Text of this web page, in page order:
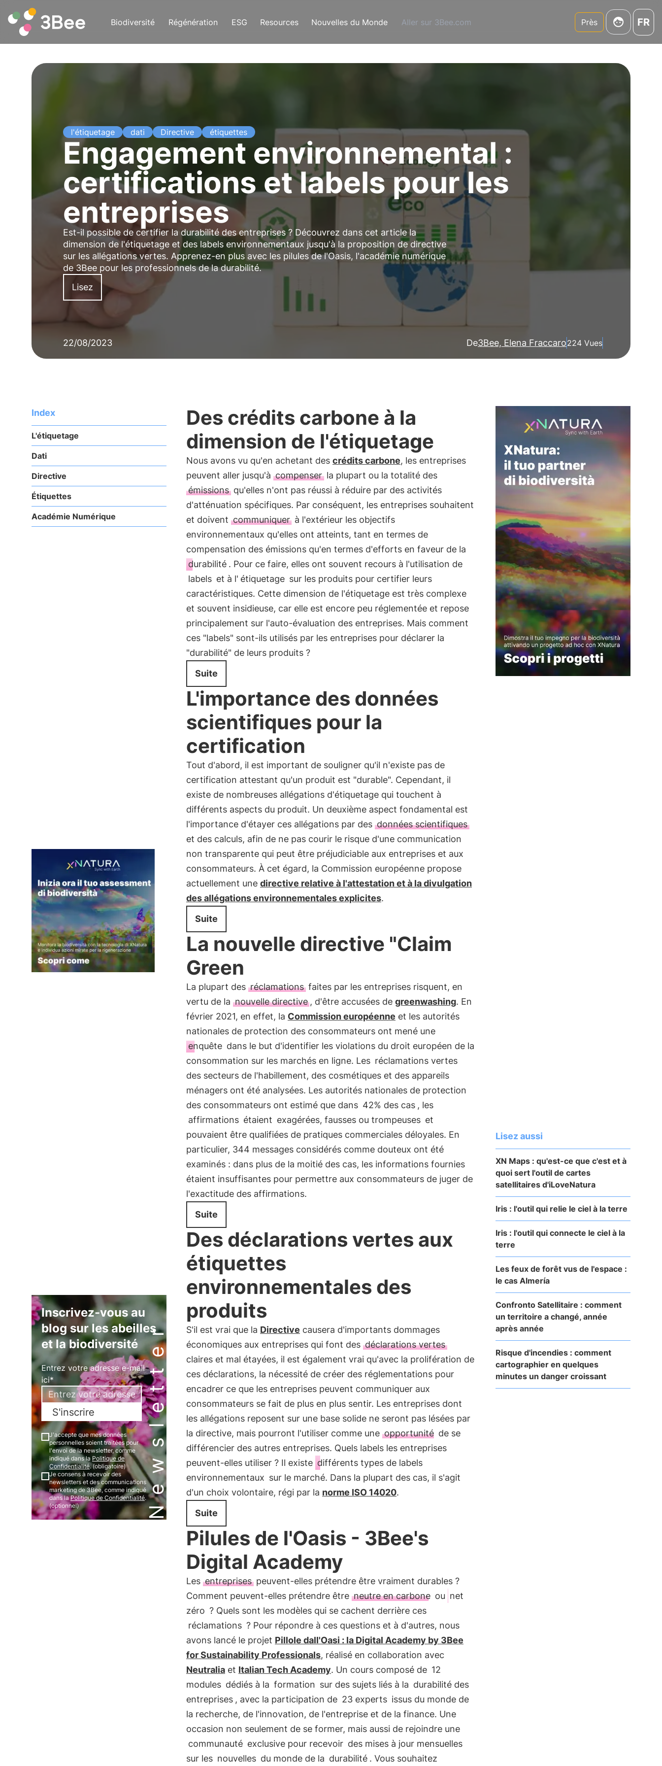
Biodiversité Régénération ESG Resources Nouvelles du Monde Aller sur 3Bee.com Près FR
l'étiquetage dati Directive étiquettes
Engagement environnemental :
certifications et labels pour les
entreprises
Est-il possible de certifier la durabilité des entreprises ? Découvrez dans cet article la
dimension de l'étiquetage et des labels environnementaux jusqu'à la proposition de directive
sur les allégations vertes. Apprenez-en plus avec les pilules de l'Oasis, l'académie numérique
de 3Bee pour les professionnels de la durabilité.
Lisez
22/08/2023 De3Bee, Elena Fraccaro224 Vues
Index
L'étiquetage
Dati
Directive
Étiquettes
Académie Numérique
Newsletter
Inscrivez-vous au
blog sur les abeilles
et la biodiversité
Entrez votre adresse e-mail
ici*
S'inscrire
J'accepte que mes données
personnelles soient traitées pour
l'envoi de la newsletter, comme
indiqué dans la Politique de
Confidentialité. (obligatoire)
Je consens à recevoir des
newsletters et des communications
marketing de 3Bee, comme indiqué
dans laPolitique de Confidentialité.
(optionnel)
Des crédits carbone à la
dimension de l'étiquetage
Nous avons vu qu'en achetant des crédits carbone, les entreprises
peuvent aller jusqu'à compenserla plupart ou la totalité des
émissionsqu'elles n'ont pas réussi à réduire par des activités
d'atténuation spécifiques. Par conséquent, les entreprises souhaitent
et doivent communiquer à l'extérieur les objectifs
environnementaux qu'elles ont atteints, tant en termes de
compensation des émissions qu'en termes d'efforts en faveur de la
durabilité . Pour ce faire, elles ont souvent recours à l'utilisation de
labels et à l' étiquetage sur les produits pour certifier leurs
caractéristiques. Cette dimension de l'étiquetage est très complexe
et souvent insidieuse, car elle est encore peu réglementée et repose
principalement sur l'auto-évaluation des entreprises. Mais comment
ces "labels" sont-ils utilisés par les entreprises pour déclarer la
"durabilité" de leurs produits ?
Suite
L'importance des données
scientifiques pour la
certification
Tout d'abord, il est important de souligner qu'il n'existe pas de
certification attestant qu'un produit est "durable". Cependant, il
existe de nombreuses allégations d'étiquetage qui touchent à
différents aspects du produit. Un deuxième aspect fondamental est
l'importance d'étayer ces allégations par des données scientifiques
et des calculs, afin de ne pas courir le risque d'une communication
non transparente qui peut être préjudiciable aux entreprises et aux
consommateurs. À cet égard, la Commission européenne propose
actuellement une directive relative à l'attestation et à la divulgation
des allégations environnementales explicites.
Suite
La nouvelle directive "Claim
Green
La plupart des réclamationsfaites par les entreprises risquent, en
vertu de la nouvelle directive , d'être accusées de greenwashing. En
février 2021, en effet, la Commission européenne et les autorités
nationales de protection des consommateurs ont mené une
enquête dans le but d'identifier les violations du droit européen de la
consommation sur les marchés en ligne. Les réclamations vertes
des secteurs de l'habillement, des cosmétiques et des appareils
ménagers ont été analysées. Les autorités nationales de protection
des consommateurs ont estimé que dans 42% des cas , les
affirmations étaient exagérées, fausses ou trompeuses et
pouvaient être qualifiées de pratiques commerciales déloyales. En
particulier, 344 messages considérés comme douteux ont été
examinés : dans plus de la moitié des cas, les informations fournies
étaient insuffisantes pour permettre aux consommateurs de juger de
l'exactitude des affirmations.
Suite
Des déclarations vertes aux
étiquettes
environnementales des
produits
S'il est vrai que la Directive causera d'importants dommages
économiques aux entreprises qui font des déclarations vertes
claires et mal étayées, il est également vrai qu'avec la prolifération de
ces déclarations, la nécessité de créer des réglementations pour
encadrer ce que les entreprises peuvent communiquer aux
consommateurs se fait de plus en plus sentir. Les entreprises dont
les allégations reposent sur une base solide ne seront pas lésées par
la directive, mais pourront l'utiliser comme une opportunité de se
différencier des autres entreprises. Quels labels les entreprises
peuvent-elles utiliser ? Il existe différents types de labels
environnementaux sur le marché. Dans la plupart des cas, il s'agit
d'un choix volontaire, régi par la norme ISO 14020.
Suite
Pilules de l'Oasis - 3Bee's
Digital Academy
Les entreprisespeuvent-elles prétendre être vraiment durables ?
Comment peuvent-elles prétendre être neutre en carbone ou net
zéro ? Quels sont les modèles qui se cachent derrière ces
réclamations ? Pour répondre à ces questions et à d'autres, nous
avons lancé le projet Pillole dall'Oasi : la Digital Academy by 3Bee
for Sustainability Professionals, réalisé en collaboration avec
Neutraliaet Italian Tech Academy. Un cours composé de 12
modules dédiés à la formation sur des sujets liés à la durabilité des
entreprises , avec la participation de 23 experts issus du monde de
la recherche, de l'innovation, de l'entreprise et de la finance. Une
occasion non seulement de se former, mais aussi de rejoindre une
communauté exclusive pour recevoir des mises à jour mensuelles
sur les nouvelles du monde de la durabilité . Vous souhaitez
Lisez aussi
XN Maps : qu'est-ce que c'est et à
quoi sert l'outil de cartes
satellitaires d'iLoveNatura
Iris : l'outil qui relie le ciel à la terre
Iris : l'outil qui connecte le ciel à la
terre
Les feux de forêt vus de l'espace :
le cas Almería
Confronto Satellitaire : comment
un territoire a changé, année
après année
Risque d'incendies : comment
cartographier en quelques
minutes un danger croissant